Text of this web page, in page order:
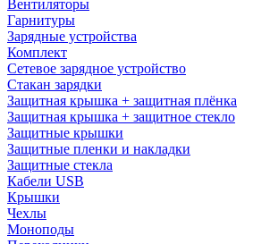
Вентиляторы
Гарнитуры
Зарядные устройства
Комплект
Сетевое зарядное устройство
Стакан зарядки
Защитная крышка + защитная плёнка
Защитная крышка + защитное стекло
Защитные крышки
Защитные пленки и накладки
Защитные стекла
Кабели USB
Крышки
Чехлы
Моноподы